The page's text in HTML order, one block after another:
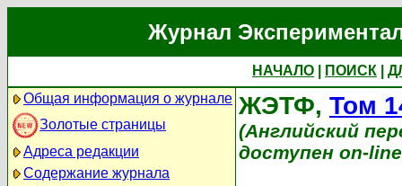
Журнал
НАЧАЛО ПОИСК
Общая информация о журнале
Золотые страницы
Адреса редакции
Содержание журнала
ЖЭТФ, Том
(Английский
доступен on-